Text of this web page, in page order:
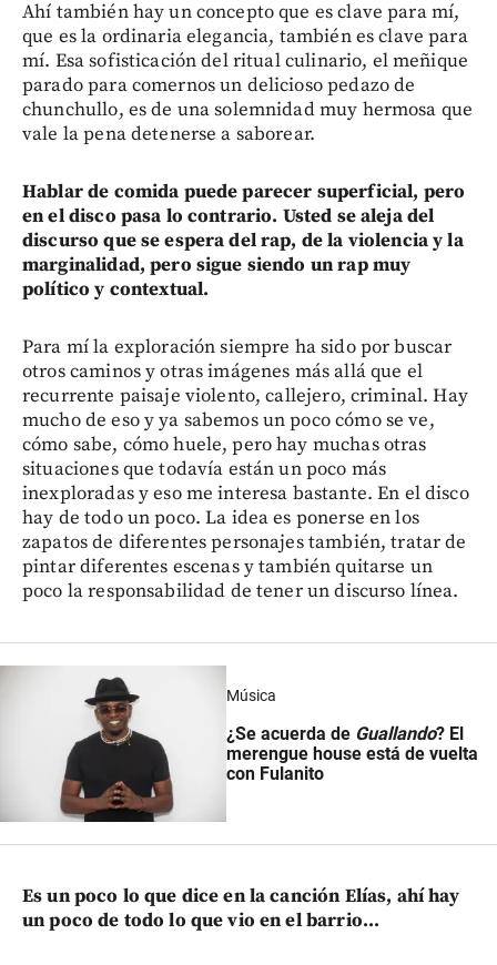
Ahí también hay un concepto que es clave para mí,
que es la ordinaria elegancia, también es clave para
mí. Esa sofisticación del ritual culinario, el meñique
parado para comernos un delicioso pedazo de
chunchullo, es de una solemnidad muy hermosa que
vale la pena detenerse a saborear.
Hablar de comida puede parecer superficial, pero
en el disco pasa lo contrario. Usted se aleja del
discurso que se espera del rap, de la violencia y la
marginalidad, pero sigue siendo un rap muy
político y contextual.
Para mí la exploración siempre ha sido por buscar
otros caminos y otras imágenes más allá que el
recurrente paisaje violento, callejero, criminal. Hay
mucho de eso y ya sabemos un poco cómo se ve,
cómo sabe, cómo huele, pero hay muchas otras
situaciones que todavía están un poco más
inexploradas y eso me interesa bastante. En el disco
hay de todo un poco. La idea es ponerse en los
zapatos de diferentes personajes también, tratar de
pintar diferentes escenas y también quitarse un
poco la responsabilidad de tener un discurso línea.
Música
¿Se acuerda de Guallando? El
merengue house está de vuelta
con Fulanito
Es un poco lo que dice en la canción Elías, ahí hay
un poco de todo lo que vio en el barrio...